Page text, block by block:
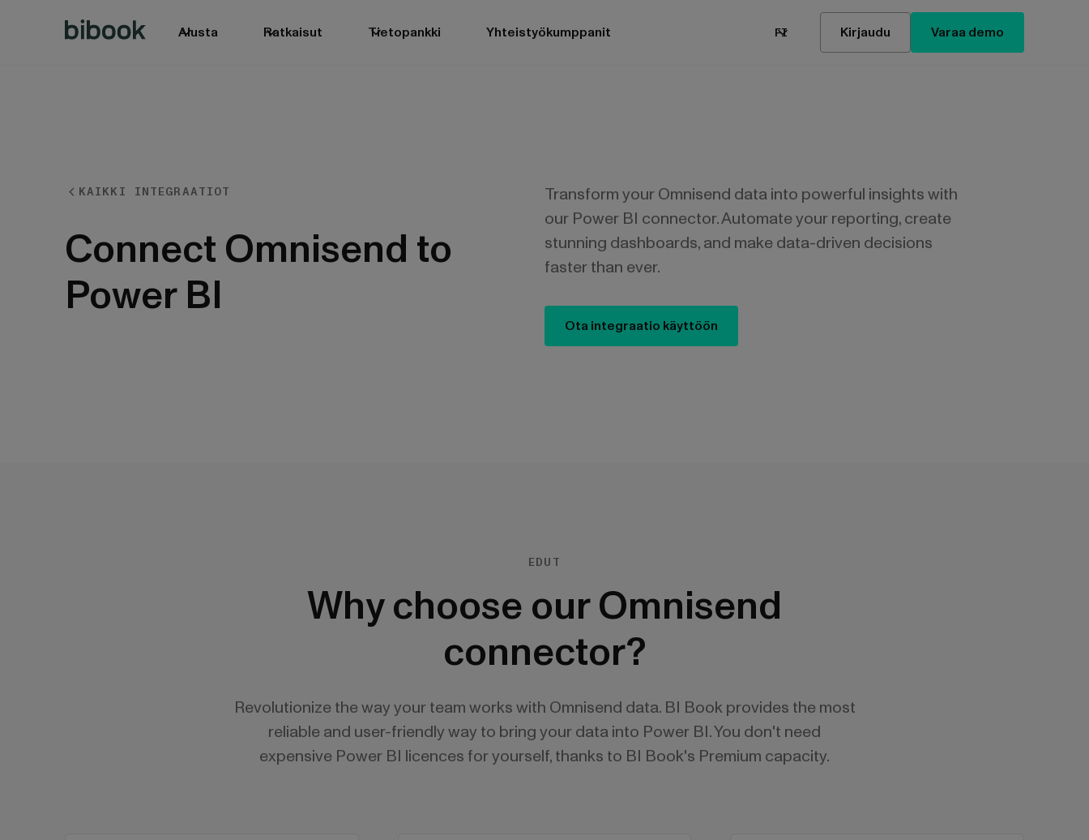
Alusta Ratkaisut Tietopankki Yhteistyökumppanit FI Kirjaudu Varaa demo
KAIKKI INTEGRAATIOT
BIbook
Connect Omnisend to
Power BI
Transform your Omnisend data into powerful insights with
our Power BI connector. Automate your reporting, create
stunning dashboards, and make data-driven decisions
faster than ever.
Ota integraatio käyttöön
EDUT
Why choose our Omnisend
connector?
Revolutionize the way your team works with Omnisend data. BI Book provides the most
reliable and user-friendly way to bring your data into Power BI. You don't need
expensive Power BI licences for yourself, thanks to BI Book's Premium capacity.